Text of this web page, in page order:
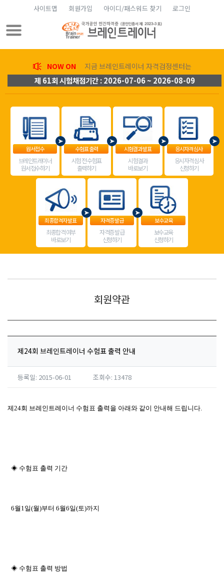
사이트맵 회원가입 아이디/패스워드 찾기 로그인
NOW ON 지금 브레인트레이너 자격검정센터는
제 61회 시험채점기간 : 2026-07-06 ~ 2026-08-09
원서접수
브레인트레이너
원서접수하기
수험표 출력
시험 전 수험표
출력하기
시험결과 발표
시험결과
바로보기
응시자격 심사
응시자격 심사
신청하기
최종합격자 발표
최종합격 여부
바로보기
자격증 발급
자격증 발급
신청하기
보수교육
보수교육
신청하기
회원약관
제24회 브레인트레이너 수험표 출력 안내
등록일: 2015-06-01 조회수: 13478
제24회 브레인트레이너 수험표 출력을 아래와 같이 안내해 드립니다.
◈ 수험표 출력 기간
6월1일(월)부터 6월6일(토)까지
◈ 수험표 출력 방법